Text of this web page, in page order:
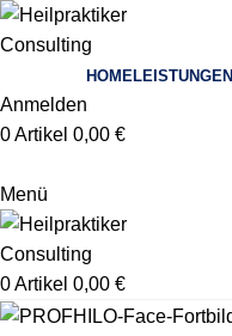
HOMELEISTUNGEN
Anmelden
0Artikel 0,00 €
Menü
0Artikel 0,00 €